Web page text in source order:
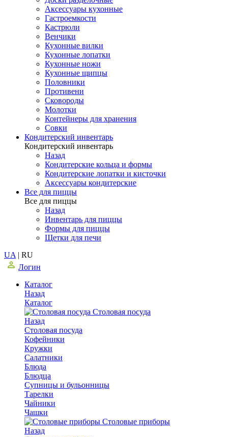
Аксессуары кухонные
Гастроемкости
Кастрюли
Венчики
Кухонные вилки
Кухонные лопатки
Кухонные ножи
Кухонные щипцы
Половники
Противени
Сковороды
Молотки
Контейнеры для хранения
Совки
Кондитерский инвентарь
Кондитерский инвентарь
Назад
Кондитерские кольца и формы
Кондитерские лопатки и кисточки
Аксессуары кондитерские
Все для пиццы
Все для пиццы
Назад
Инвентарь для пиццы
Формы для пиццы
Щетки для печи
UA | RU
Логин
Каталог
Назад
Каталог
Столовая посуда
Назад
Столовая посуда
Кофейники
Кружки
Салатники
Блюда
Блюдца
Супницы и бульонницы
Тарелки
Чайники
Чашки
Cтоловые приборы
Назад